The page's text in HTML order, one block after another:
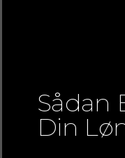
Sådan
Din